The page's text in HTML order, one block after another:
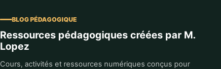
BLOG PÉDAGOGIQUE
Ressources pédagogiques créées par M.
Lopez
Cours, activités et ressources numériques conçus pour